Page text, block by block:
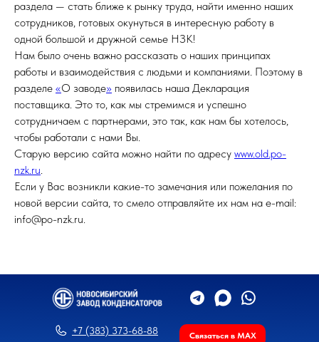
раздела — стать ближе к рынку труда, найти именно наших
сотрудников, готовых окунуться в интересную работу в
одной большой и дружной семье НЗК!
Нам было очень важно рассказать о наших принципах
работы и взаимодействия с людьми и компаниями. Поэтому в
разделе «О заводе» появилась наша Декларация
поставщика. Это то, как мы стремимся и успешно
сотрудничаем с партнерами, это так, как нам бы хотелось,
чтобы работали с нами Вы.
Старую версию сайта можно найти по адресу www.old.po-
nzk.ru.
Если у Вас возникли какие-то замечания или пожелания по
новой версии сайта, то смело отправляйте их нам на e-mail:
info@po-nzk.ru.
+7 (383) 373-68-88 Связаться в MAX